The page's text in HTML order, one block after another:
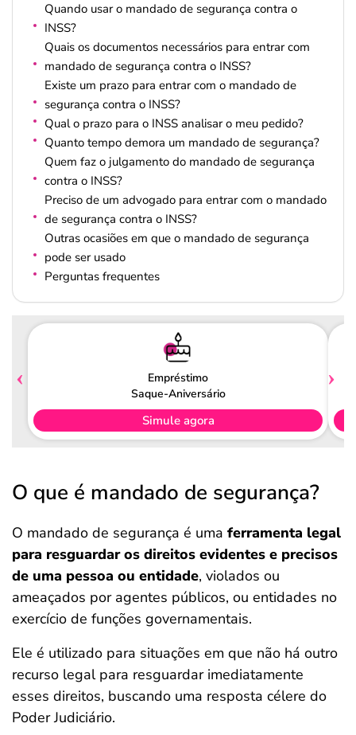
Quando usar o mandado de segurança contra o
INSS?
Quais os documentos necessários para entrar com
mandado de segurança contra o INSS?
Existe um prazo para entrar com o mandado de
segurança contra o INSS?
Qual o prazo para o INSS analisar o meu pedido?
Quanto tempo demora um mandado de segurança?
Quem faz o julgamento do mandado de segurança
contra o INSS?
Preciso de um advogado para entrar com o mandado
de segurança contra o INSS?
Outras ocasiões em que o mandado de segurança
pode ser usado
Perguntas frequentes
Empréstimo
Saque-Aniversário
Simule agora
O que é mandado de segurança?
O mandado de segurança é uma ferramenta legal
para resguardar os direitos evidentes e precisos
de uma pessoa ou entidade, violados ou
ameaçados por agentes públicos, ou entidades no
exercício de funções governamentais.
Ele é utilizado para situações em que não há outro
recurso legal para resguardar imediatamente
esses direitos, buscando uma resposta célere do
Poder Judiciário.